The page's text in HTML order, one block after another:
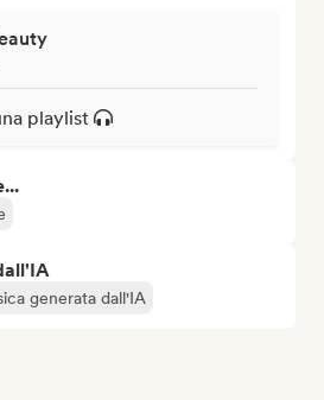
playlist
generata dall'IA